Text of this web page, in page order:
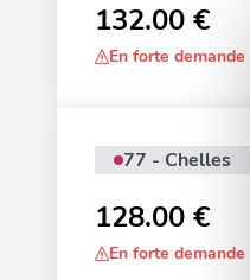
132.00 €
En forte demande
77 - Chelles
128.00 €
En forte demande